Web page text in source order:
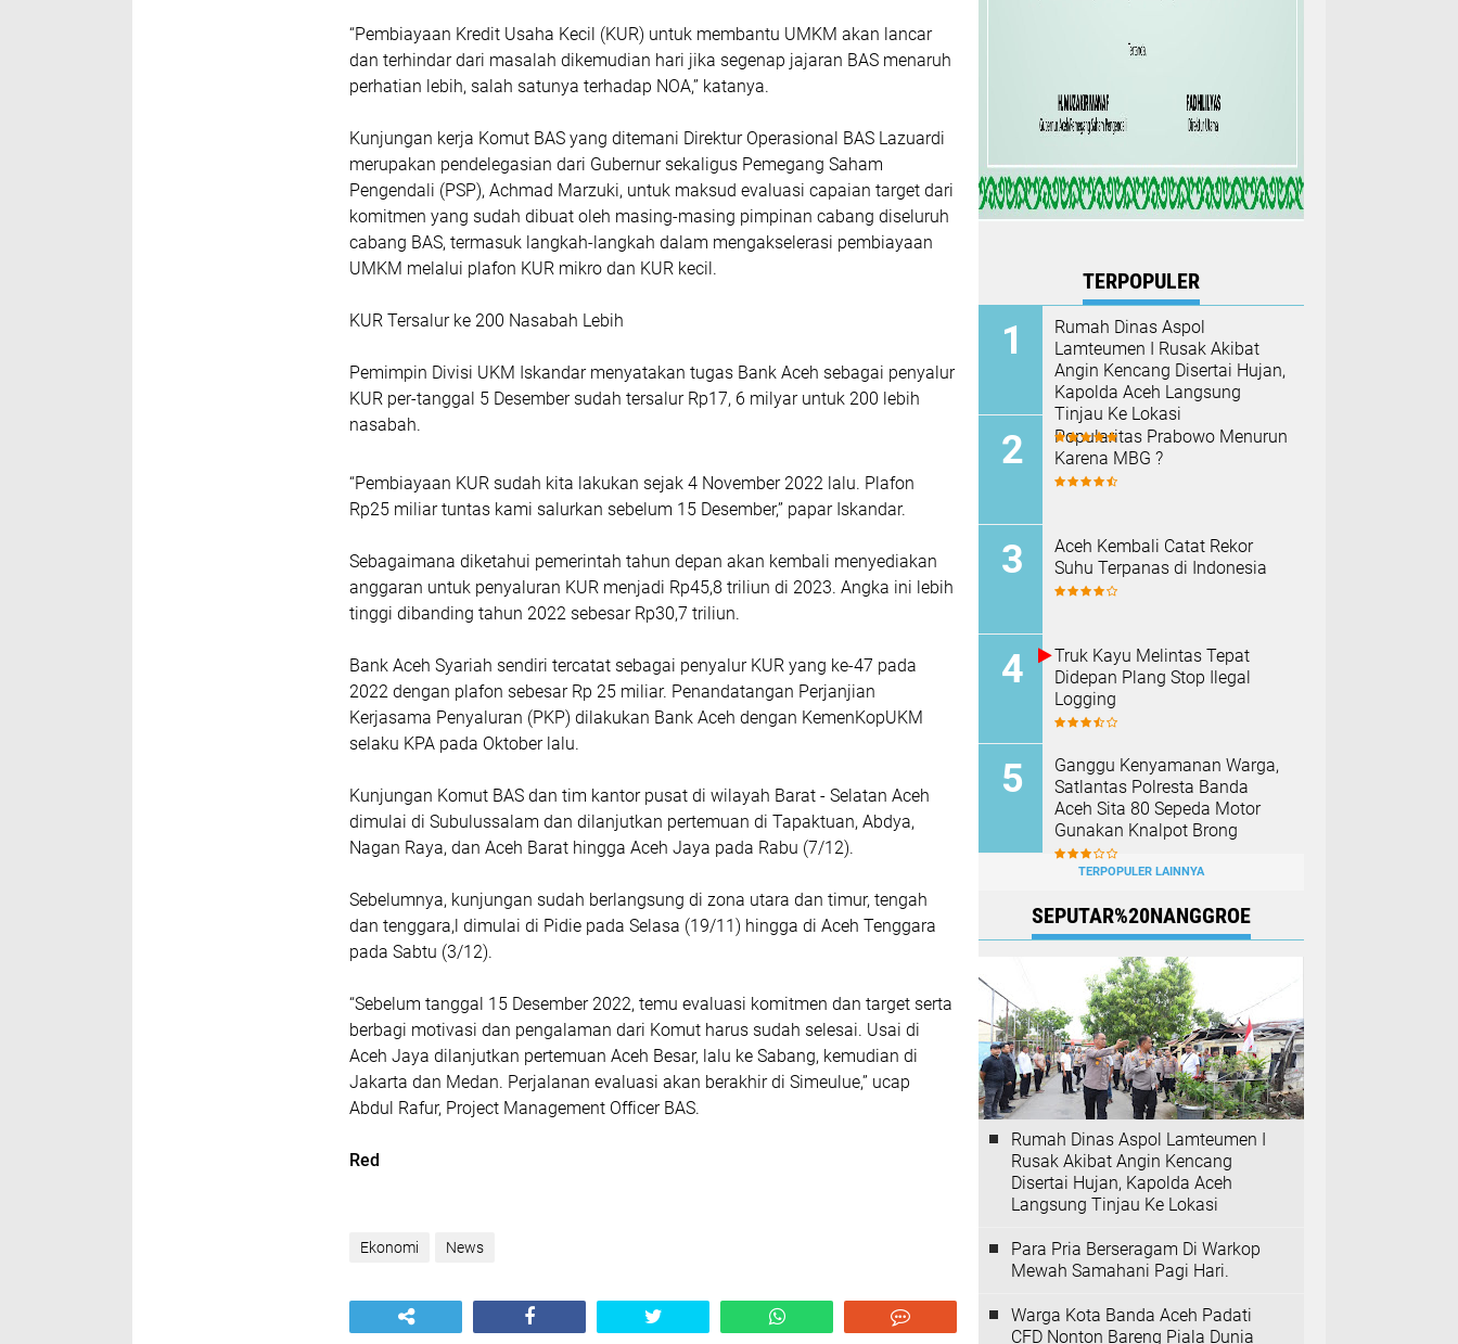
“Pembiayaan Kredit Usaha Kecil (KUR) untuk membantu UMKM akan lancar
dan terhindar dari masalah dikemudian hari jika segenap jajaran BAS menaruh
perhatian lebih, salah satunya terhadap NOA,” katanya.
Kunjungan kerja Komut BAS yang ditemani Direktur Operasional BAS Lazuardi
merupakan pendelegasian dari Gubernur sekaligus Pemegang Saham
Pengendali (PSP), Achmad Marzuki, untuk maksud evaluasi capaian target dari
komitmen yang sudah dibuat oleh masing-masing pimpinan cabang diseluruh
cabang BAS, termasuk langkah-langkah dalam mengakselerasi pembiayaan
UMKM melalui plafon KUR mikro dan KUR kecil.
KUR Tersalur ke 200 Nasabah Lebih
Pemimpin Divisi UKM Iskandar menyatakan tugas Bank Aceh sebagai penyalur
KUR per-tanggal 5 Desember sudah tersalur Rp17, 6 milyar untuk 200 lebih
nasabah.
“Pembiayaan KUR sudah kita lakukan sejak 4 November 2022 lalu. Plafon
Rp25 miliar tuntas kami salurkan sebelum 15 Desember,” papar Iskandar.
Sebagaimana diketahui pemerintah tahun depan akan kembali menyediakan
anggaran untuk penyaluran KUR menjadi Rp45,8 triliun di 2023. Angka ini lebih
tinggi dibanding tahun 2022 sebesar Rp30,7 triliun.
Bank Aceh Syariah sendiri tercatat sebagai penyalur KUR yang ke-47 pada
2022 dengan plafon sebesar Rp 25 miliar. Penandatangan Perjanjian
Kerjasama Penyaluran (PKP) dilakukan Bank Aceh dengan KemenKopUKM
selaku KPA pada Oktober lalu.
Kunjungan Komut BAS dan tim kantor pusat di wilayah Barat - Selatan Aceh
dimulai di Subulussalam dan dilanjutkan pertemuan di Tapaktuan, Abdya,
Nagan Raya, dan Aceh Barat hingga Aceh Jaya pada Rabu (7/12).
Sebelumnya, kunjungan sudah berlangsung di zona utara dan timur, tengah
dan tenggara,l dimulai di Pidie pada Selasa (19/11) hingga di Aceh Tenggara
pada Sabtu (3/12).
“Sebelum tanggal 15 Desember 2022, temu evaluasi komitmen dan target serta
berbagi motivasi dan pengalaman dari Komut harus sudah selesai. Usai di
Aceh Jaya dilanjutkan pertemuan Aceh Besar, lalu ke Sabang, kemudian di
Jakarta dan Medan. Perjalanan evaluasi akan berakhir di Simeulue,” ucap
Abdul Rafur, Project Management Officer BAS.
Red
Ekonomi News
TERPOPULER
Rumah Dinas Aspol
Lamteumen I Rusak Akibat
Angin Kencang Disertai Hujan,
Kapolda Aceh Langsung
Tinjau Ke Lokasi
Popularitas Prabowo Menurun
Karena MBG ?
Aceh Kembali Catat Rekor
Suhu Terpanas di Indonesia
Truk Kayu Melintas Tepat
Didepan Plang Stop Ilegal
Logging
Ganggu Kenyamanan Warga,
Satlantas Polresta Banda
Aceh Sita 80 Sepeda Motor
Gunakan Knalpot Brong
TERPOPULER LAINNYA
SEPUTAR%20NANGGROE
Rumah Dinas Aspol Lamteumen I
Rusak Akibat Angin Kencang
Disertai Hujan, Kapolda Aceh
Langsung Tinjau Ke Lokasi
Para Pria Berseragam Di Warkop
Mewah Samahani Pagi Hari.
Warga Kota Banda Aceh Padati
CFD Nonton Bareng Piala Dunia